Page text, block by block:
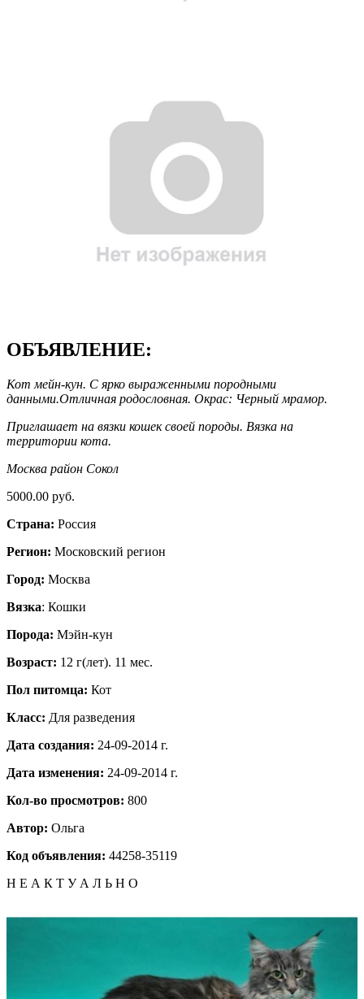
ОБЪЯВЛЕНИЕ:
Кот мейн-кун. С ярко выраженными породными
данными.Отличная родословная. Окрас: Черный мрамор.
Приглашает на вязки кошек своей породы. Вязка на
территории кота.
Москва район Сокол
5000.00 руб.
Страна: Россия
Регион: Московский регион
Город: Москва
Вязка: Кошки
Порода: Мэйн-кун
Возраст: 12 г(лет). 11 мес.
Пол питомца: Кот
Класс: Для разведения
Дата создания: 24-09-2014 г.
Дата изменения: 24-09-2014 г.
Кол-во просмотров: 800
Автор: Ольга
Код объявления: 44258-35119
Н Е А К Т У А Л Ь Н О